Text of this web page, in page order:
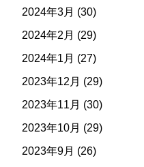
2024年3月 (30)
2024年2月 (29)
2024年1月 (27)
2023年12月 (29)
2023年11月 (30)
2023年10月 (29)
2023年9月 (26)